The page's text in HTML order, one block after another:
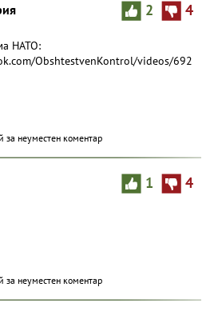
2 4
НАТО:
ObshtestvenKontrol/videos/692
за неуместен коментар
1 4
за неуместен коментар